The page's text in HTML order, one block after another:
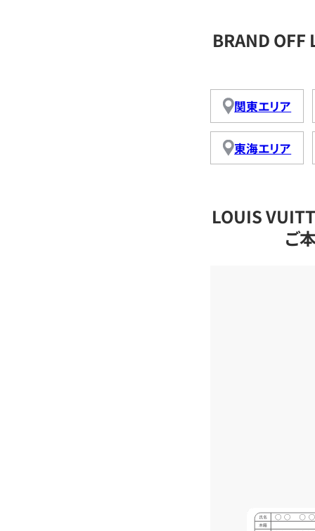
BRAND
関東エリア
東海エリア
LOUIS
ご